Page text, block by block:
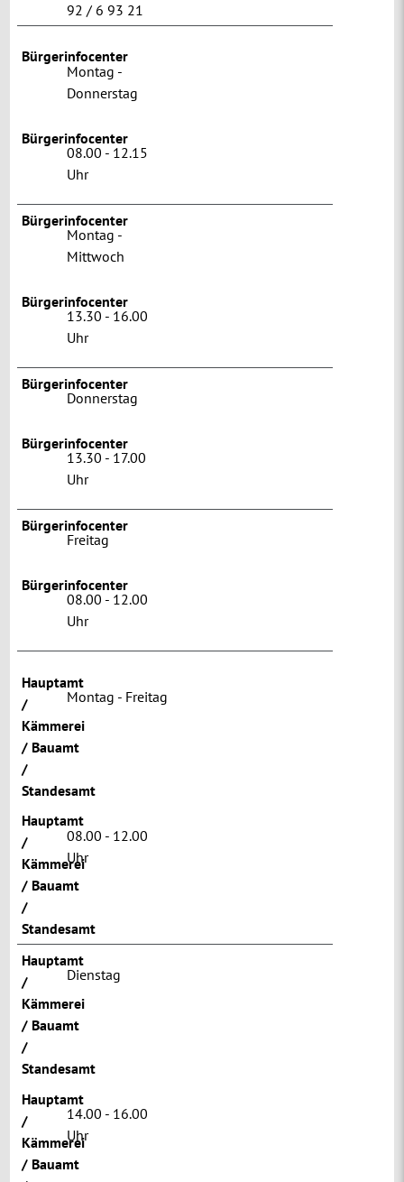
92 / 6 93 21
Bürgerinfocenter
Montag -
Donnerstag
Bürgerinfocenter
08.00 - 12.15
Uhr
Bürgerinfocenter
Montag -
Mittwoch
Bürgerinfocenter
13.30 - 16.00
Uhr
Bürgerinfocenter
Donnerstag
Bürgerinfocenter
13.30 - 17.00
Uhr
Bürgerinfocenter
Freitag
Bürgerinfocenter
08.00 - 12.00
Uhr
Hauptamt
/
Kämmerei
/ Bauamt
/
Standesamt
Montag - Freitag
Hauptamt
/
Kämmerei
/ Bauamt
/
Standesamt
08.00 - 12.00
Uhr
Hauptamt
/
Kämmerei
/ Bauamt
/
Standesamt
Dienstag
Hauptamt
/
Kämmerei
/ Bauamt
14.00 - 16.00
Uhr